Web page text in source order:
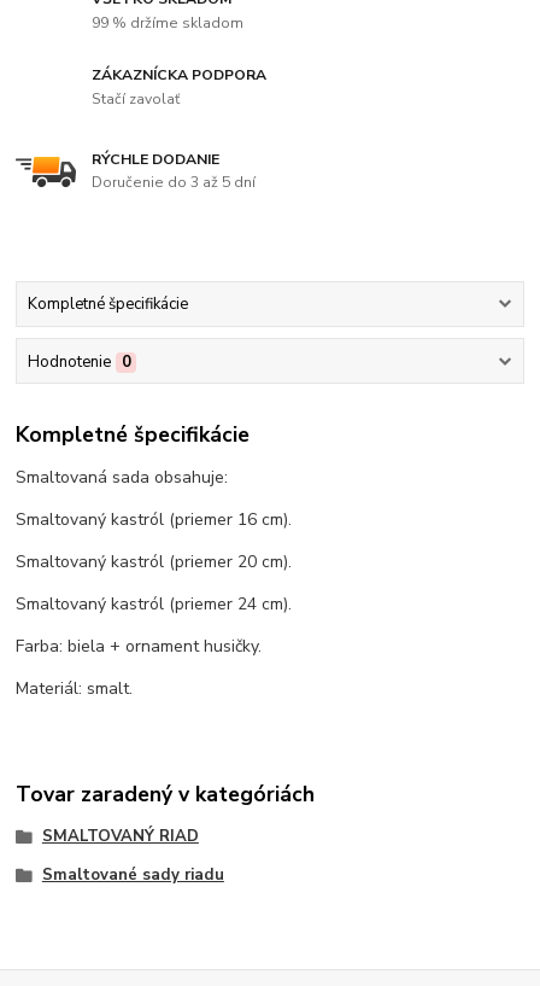
99 % držíme skladom
ZÁKAZNÍCKA PODPORA
Stačí zavolať
RÝCHLE DODANIE
Doručenie do 3 až 5 dní
Kompletné špecifikácie
Hodnotenie 0
Kompletné špecifikácie
Smaltovaná sada obsahuje:
Smaltovaný kastról (priemer 16 cm).
Smaltovaný kastról (priemer 20 cm).
Smaltovaný kastról (priemer 24 cm).
Farba: biela + ornament husičky.
Materiál: smalt.
Tovar zaradený v kategóriách
SMALTOVANÝ RIAD
Smaltované sady riadu